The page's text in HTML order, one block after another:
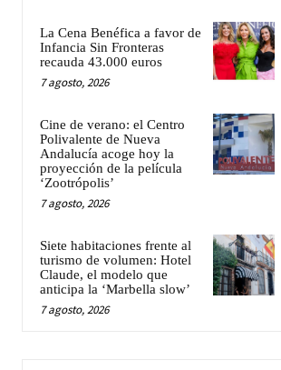
La Cena Benéfica a favor de
Infancia Sin Fronteras
recauda 43.000 euros
7 agosto, 2026
Cine de verano: el Centro
Polivalente de Nueva
Andalucía acoge hoy la
proyección de la película
‘Zootrópolis’
7 agosto, 2026
Siete habitaciones frente al
turismo de volumen: Hotel
Claude, el modelo que
anticipa la ‘Marbella slow’
7 agosto, 2026